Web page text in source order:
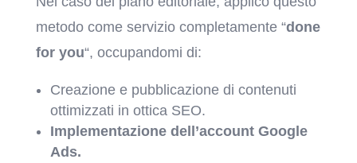
metodo come servizio completamente “done
for you“, occupandomi di:
Creazione e pubblicazione di contenuti
ottimizzati in ottica SEO.
Implementazione dell’account Google
Ads.